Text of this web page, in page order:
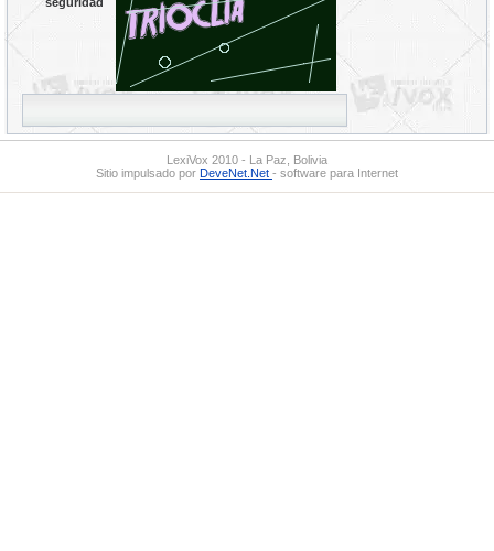
LexiVox 2010 - La Paz, Bolivia
Sitio impulsado por DeveNet.Net - software para Internet